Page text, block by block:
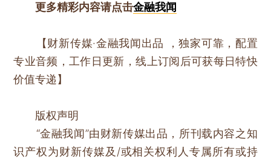
更多精彩内容请点击金融我闻
【财新传媒·金融我闻出品 ，独家可靠，配置
专业音频，工作日更新，线上订阅后可获每日特快
价值专递】
版权声明
“金融我闻”由财新传媒出品，所刊载内容之知
识产权为财新传媒及/或相关权利人专属所有或持